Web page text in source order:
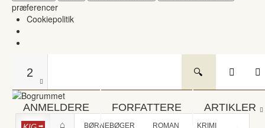
præferencer
Cookiepolitik
2
ANMELDERE FORFATTERE ARTIKLER
BØRNEBØGER ROMAN KRIMI